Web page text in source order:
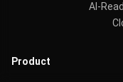
AI-
Product